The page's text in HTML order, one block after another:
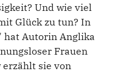
Und wie viel
Glück zu tun? In
hat Autorin Anglika
Frauen
sie von